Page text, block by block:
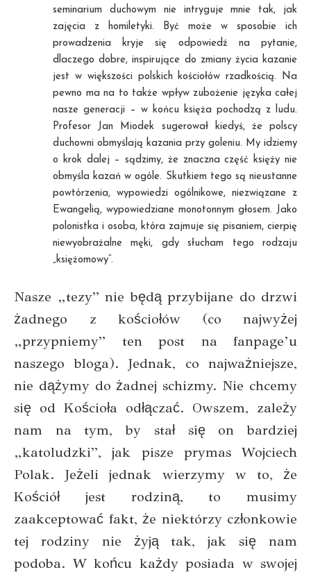
seminarium duchowym nie intryguje mnie tak, jak
zajęcia z homiletyki. Być może w sposobie ich
prowadzenia kryje się odpowiedź na pytanie,
dlaczego dobre, inspirujące do zmiany życia kazanie
jest w większości polskich kościołów rzadkością. Na
pewno ma na to także wpływ zubożenie języka całej
nasze generacji – w końcu księża pochodzą z ludu.
Profesor Jan Miodek sugerował kiedyś, że polscy
duchowni obmyślają kazania przy goleniu. My idziemy
o krok dalej – sądzimy, że znaczna część księży nie
obmyśla kazań w ogóle. Skutkiem tego są nieustanne
powtórzenia, wypowiedzi ogólnikowe, niezwiązane z
Ewangelią, wypowiedziane monotonnym głosem. Jako
polonistka i osoba, która zajmuje się pisaniem, cierpię
niewyobrażalne męki, gdy słucham tego rodzaju
„księżomowy”.
Nasze „tezy” nie będą przybijane do drzwi
żadnego z kościołów (co najwyżej
„przypniemy” ten post na fanpage’u
naszego bloga). Jednak, co najważniejsze,
nie dążymy do żadnej schizmy. Nie chcemy
się od Kościoła odłączać. Owszem, zależy
nam na tym, by stał się on bardziej
„katoludzki”, jak pisze prymas Wojciech
Polak. Jeżeli jednak wierzymy w to, że
Kościół jest rodziną, to musimy
zaakceptować fakt, że niektórzy członkowie
tej rodziny nie żyją tak, jak się nam
podoba. W końcu każdy posiada w swojej